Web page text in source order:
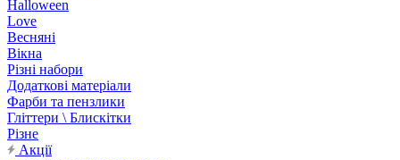
Halloween
Love
Весняні
Вікна
Різні набори
Додаткові матеріали
Фарби та пензлики
Гліттери \ Блискітки
Різне
Акції